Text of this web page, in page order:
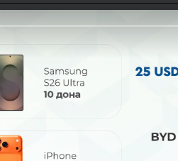
тадбиркорлигини ривожлантириш
Республикаси қонунчилигига
жамият, деҳқон (хўжалиги),
овқат ва ноозуқа-овқат
тиббиёт ва бошқа хизмат